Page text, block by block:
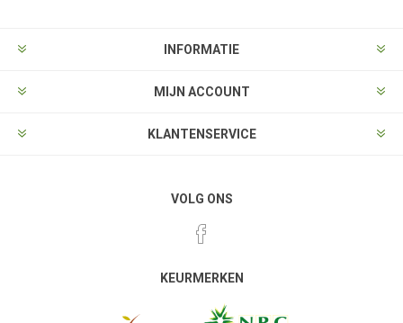
INFORMATIE
MIJN ACCOUNT
KLANTENSERVICE
VOLG ONS
KEURMERKEN